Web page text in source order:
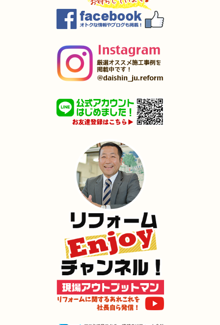
水回りリフォーム （小倉南区 I様邸）
2025年3月27日
キッチン リフォーム
（苅田町 S様邸）
キッチン
2025年3月5日
水回り･浴室 リフォーム
（若松区 T様邸）
2025年1月31日
洗面所リフォーム （小倉北区 T様邸）
（小倉南区 F様邸）
2024年12月26日
全面リフォーム （八幡西区 I様邸）
キッチンリフォーム
リフォーム （門司区 M様邸）
浴室･洗面所 リフォーム
水回りリフォーム
キッチン リフォーム （門司区 O様邸）
トイレリフォーム （小倉北区 I様邸）
2024年11月30日
リフォーム
（小倉南区 Y様邸）
2024年11月23日
全面 リフォーム （門司区 D様邸）
2024年11月22日
全面･リフォーム
（小倉南区 M様邸）
2024年11月3日
全面リフォーム
（門司区 S様邸）
キッチンリフォーム